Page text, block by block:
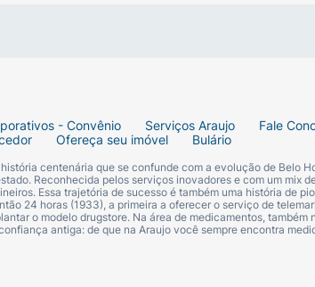
especial da Mió.
- Convênio Serviços Araujo
Fale
Ofereça seu imóvel Bulário
centenária que se confunde com a evolução de Belo
Reconhecida pelos serviços inovadores e com um mix
Essa trajetória de sucesso é também uma história de
24 horas (1933), a primeira a oferecer o serviço de
o modelo drugstore. Na área de medicamentos, também
antiga: de que na Araujo você sempre encontra